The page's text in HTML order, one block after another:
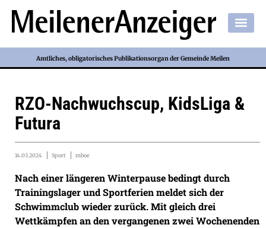
Amtliches, obligatorisches Publikationsorgan der Gemeinde Meilen
RZO-Nachwuchscup, KidsLiga &
Futura
14.03.2024 Sport mboe
Nach einer längeren Winterpause bedingt durch
Trainingslager und Sportferien meldet sich der
Schwimmclub wieder zurück. Mit gleich drei
Wettkämpfen an den vergangenen zwei Wochenenden